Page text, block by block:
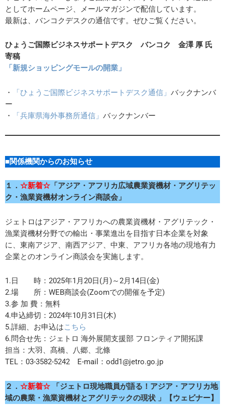
としてホームページ、メールマガジンで配信しています。
最新は、バンコクデスクの通信です。ぜひご覧ください。
ひょうご国際ビジネスサポートデスク
バンコク 金澤 厚 氏
寄稿
「新規ショッピングモールの開業」
・ 「ひょうご国際ビジネスサポートデスク通信」 バックナンバ
ー
・
「兵庫県海外事務所通信」 バックナンバー
■関係機関からのお知らせ
１． ☆新着☆ 「アジア・アフリカ広域農業資機材・アグリテッ
ク・漁業資機材オンライン商談会」
ジェトロはアジア・アフリカへの農業資機材・アグリテック・
漁業資機材分野での輸出・事業進出を目指す日本企業を対象
に、東南アジア、南西アジア、中東、アフリカ各地の現地有力
企業とのオンライン商談会を実施します。
1.日 時：2025年1月20日(月)～2月14日(金)
2.場 所：WEB商談会(Zoomでの開催を予定)
3.参 加 費：無料
4.申込締切：2024年10月31日(木)
5.詳細、お申込はこちら
6.問合せ先：ジェトロ 海外展開支援部 フロンティア開拓課
担当：大羽、髙橋、八郷、北條
TEL：03-3582-5242 E-mail：odd1@jetro.go.jp
２． ☆新着☆
「ジェトロ現地職員が語る！アジア・アフリカ地
域の農業・漁業資機材とアグリテックの現状 」【ウェビナー】